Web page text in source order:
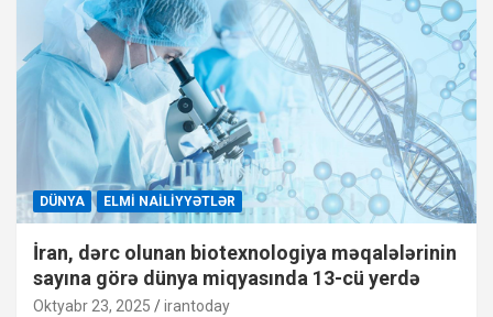
DÜNYA ELMI NAILIYYƏTLƏR
İran, dərc olunan biotexnologiya məqalələrinin
sayına görə dünya miqyasında 13-cü yerdə
Oktyabr 23, 2025 irantoday